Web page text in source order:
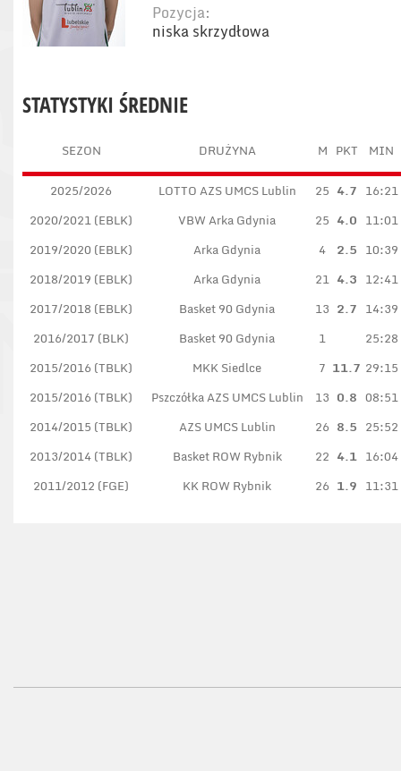
Pozycja:
niska skrzydłowa
STATYSTYKI ŚREDNIE
SEZON DRUŻYNA M PKT MIN
2025/2026 LOTTO AZS UMCS Lublin 25 4.7 16:21
2020/2021 (EBLK)
VBW Arka Gdynia 25 4.0 11:01
2019/2020 (EBLK)
Arka Gdynia 4 2.5 10:39
2018/2019 (EBLK)
Arka Gdynia 21 4.3 12:41
2017/2018 (EBLK)
Basket 90 Gdynia 13 2.7 14:39
2016/2017 (BLK)
Basket 90 Gdynia 1
25:28
2015/2016 (TBLK)
MKK Siedlce 7 11.7 29:15
2015/2016 (TBLK)
Pszczółka AZS UMCS Lublin 13 0.8 08:51
2014/2015 (TBLK)
AZS UMCS Lublin 26 8.5 25:52
2013/2014 (TBLK)
Basket ROW Rybnik 22 4.1 16:04
2011/2012 (FGE)
KK ROW Rybnik 26 1.9 11:31